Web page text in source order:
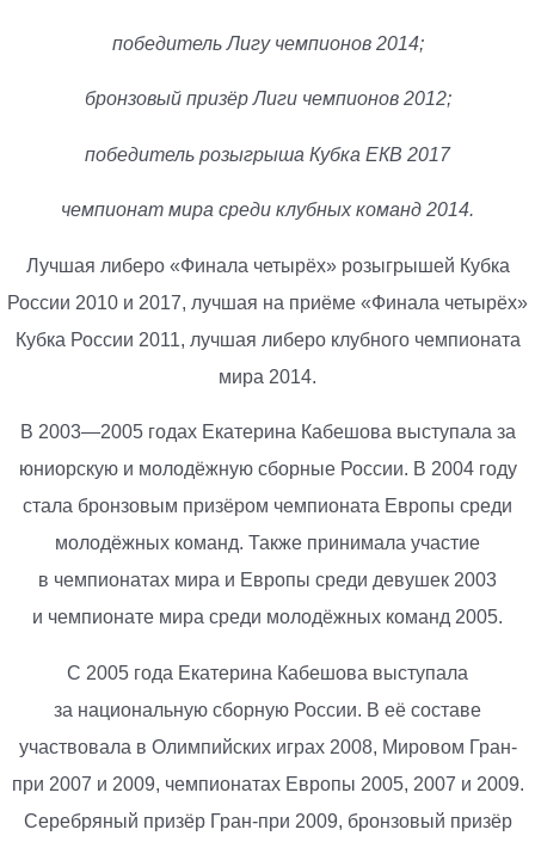
победитель Лигу чемпионов 2014;
бронзовый призёр Лиги чемпионов 2012;
победитель розыгрыша Кубка ЕКВ 2017
чемпионат мира среди клубных команд 2014.
Лучшая либеро «Финала четырёх» розыгрышей Кубка
России 2010 и 2017, лучшая на приёме «Финала четырёх»
Кубка России 2011, лучшая либеро клубного чемпионата
мира 2014.
В 2003—2005 годах Екатерина Кабешова выступала за
юниорскую и молодёжную сборные России. В 2004 году
стала бронзовым призёром чемпионата Европы среди
молодёжных команд. Также принимала участие
в чемпионатах мира и Европы среди девушек 2003
и чемпионате мира среди молодёжных команд 2005.
С 2005 года Екатерина Кабешова выступала
за национальную сборную России. В её составе
участвовала в Олимпийских играх 2008, Мировом Гран-
при 2007 и 2009, чемпионатах Европы 2005, 2007 и 2009.
Серебряный призёр Гран-при 2009, бронзовый призёр